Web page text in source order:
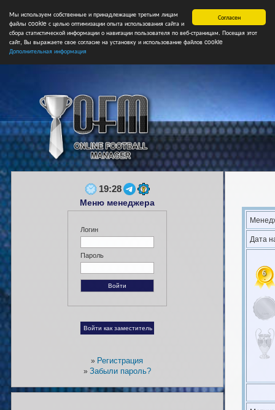
Согласен
Мы используем собственные и принадлежащие третьим лицам
файлы cookie с целью оптимизации опыта использования сайта и
сбора статистической информации о навигации пользователя по веб-страницам. Посещая этот
сайт, Вы выражаете свое согласие на установку и использование файлов cookie
Дополнительная информация
Главная Форум Турниры Сборные НФ Свободные
Дата
6
19:28
Меню менеджера
Логин
Пароль
» Регистрация
» Забыли пароль?